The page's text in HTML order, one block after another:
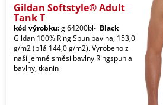
Gildan Softstyle® Adult
Tank T
kód výrobku:gi64200bl-l Black
Gildan 100% Ring Spun bavlna, 153,0
g/m2 (bílá 144,0 g/m2). Vyrobeno z
naší jemné směsi bavlny Ringspun a
bavlny, tkanin